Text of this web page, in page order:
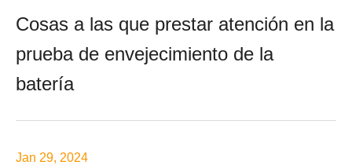
Cosas a las que prestar atención en la
prueba de envejecimiento de la
batería
Jan 29, 2024